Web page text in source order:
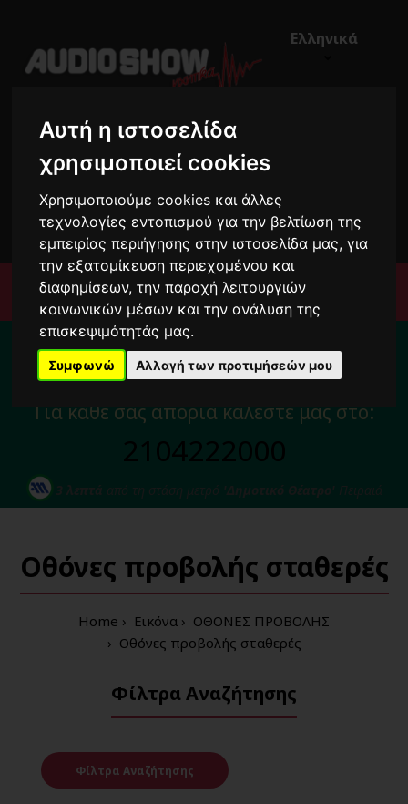
Αυτή η ιστοσελίδα
χρησιμοποιεί cookies
Χρησιμοποιούμε cookies και άλλες
τεχνολογίες εντοπισμού για την βελτίωση της
εμπειρίας περιήγησης στην ιστοσελίδα μας, για
την εξατομίκευση περιεχομένου και
διαφημίσεων, την παροχή λειτουργιών
κοινωνικών μέσων και την ανάλυση της
επισκεψιμότητάς μας.
Συμφωνώ Αλλαγή των προτιμήσεών μου
Ελληνικά
€0,00
Μενού
Για το διάστημα από 10/8 ως 24/8 οι
παραγγελίες σας ενδέχεται να
καθυστερήσουν !
Για κάθε σας απορία καλέστε μας στο:
Οθόνες προβολής σταθερές
Home Εικόνα
ΟΘΟΝΕΣ ΠΡΟΒΟΛΗΣ
Οθόνες προβολής σταθερές
Φίλτρα Αναζήτησης
Φίλτρα Αναζήτησης